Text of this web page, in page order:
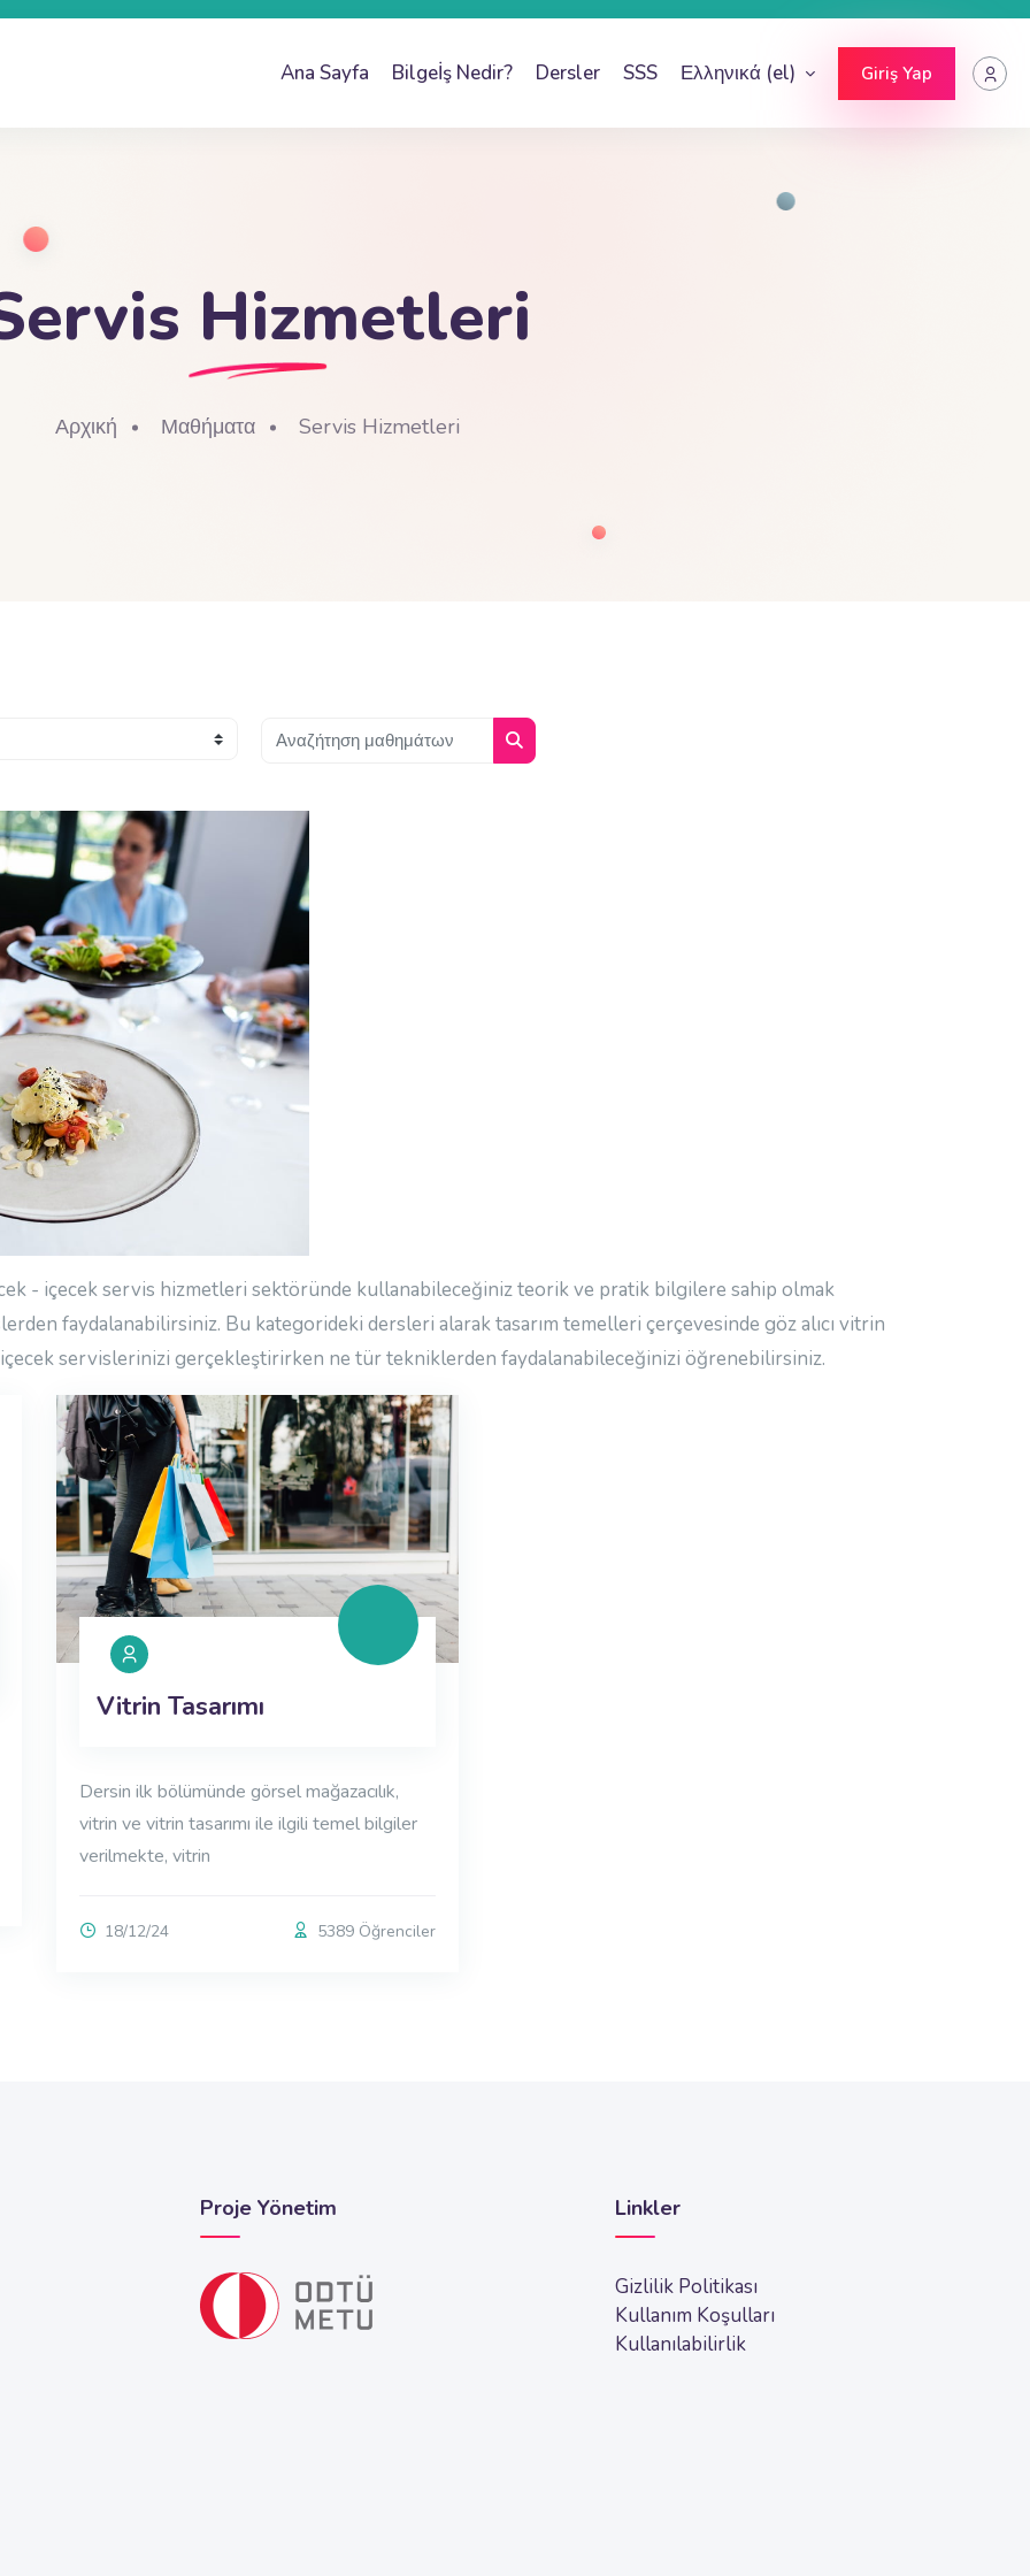
Ana Sayfa Bilgeİş Nedir? Dersler SSS Ελληνικά ‎(el)‎ Giriş Yap
Hizmetleri
Αρχική Μαθήματα Servis Hizmetleri
Αναζήτηση μαθημάτων
Αναζήτηση μαθημάτων
- içecek servis hizmetleri sektöründe kullanabileceğiniz teorik ve pratik bilgilere sahip olmak
faydalanabilirsiniz. Bu kategorideki dersleri alarak tasarım temelleri çerçevesinde göz alıcı vitrin
içecek servislerinizi gerçekleştirirken ne tür tekniklerden faydalanabileceğinizi öğrenebilirsiniz.
Vitrin Tasarımı
Dersin ilk bölümünde görsel mağazacılık,
vitrin ve vitrin tasarımı ile ilgili temel bilgiler
verilmekte, vitrin
18/12/24 5389 Öğrenciler
Proje Yönetim Linkler
Gizlilik Politikası
Kullanım Koşulları
Kullanılabilirlik